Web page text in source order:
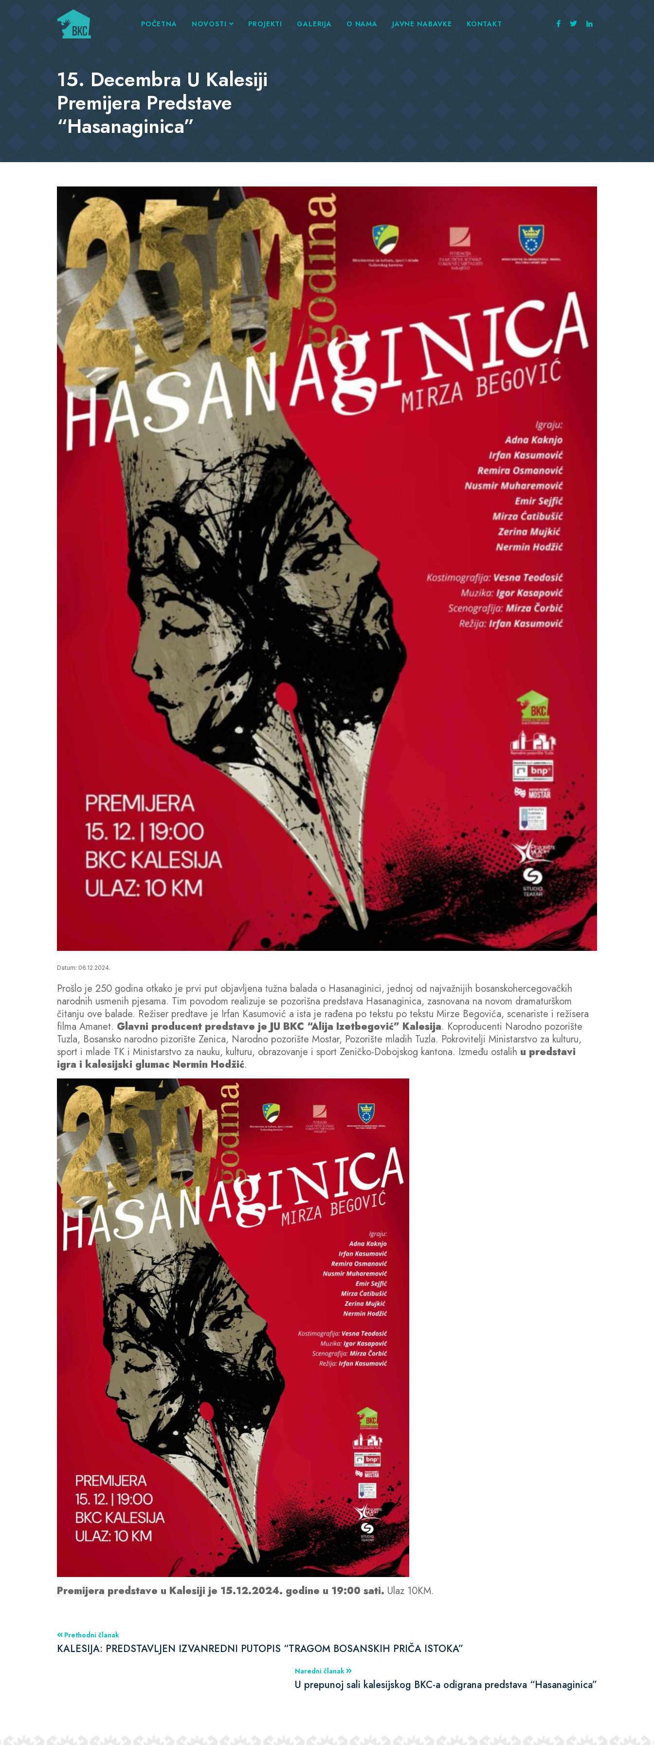
POČETNA NOVOSTI PROJEKTI GALERIJA O NAMA JAVNE NABAVKE KONTAKT
15. Decembra U Kalesiji
Premijera Predstave
“Hasanaginica”
Datum: 06.12.2024.
Prošlo je 250 godina otkako je prvi put objavljena tužna balada o Hasanaginici, jednoj od najvažnijih bosanskohercegovačkih
narodnih usmenih pjesama. Tim povodom realizuje se pozorišna predstava Hasanaginica, zasnovana na novom dramaturškom
čitanju ove balade. Režiser predtave je Irfan Kasumović a ista je rađena po tekstu po tekstu Mirze Begovića, scenariste i režisera
filma Amanet. Glavni producent predstave je JU BKC “Alija Izetbegović” Kalesija. Koproducenti Narodno pozorište
Tuzla, Bosansko narodno pizorište Zenica, Narodno pozorište Mostar, Pozorište mladih Tuzla. Pokrovitelji Ministarstvo za kulturu,
sport i mlade TK i Ministarstvo za nauku, kulturu, obrazovanje i sport Zeničko-Dobojskog kantona. Između ostalih u predstavi
igra i kalesijski glumac Nermin Hodžić.
Premijera predstave u Kalesiji je 15.12.2024. godine u 19:00 sati. Ulaz 10KM.
Prethodni članak
KALESIJA: PREDSTAVLJEN IZVANREDNI PUTOPIS “TRAGOM BOSANSKIH PRIČA ISTOKA”
Naredni članak
U prepunoj sali kalesijskog BKC-a odigrana predstava “Hasanaginica”